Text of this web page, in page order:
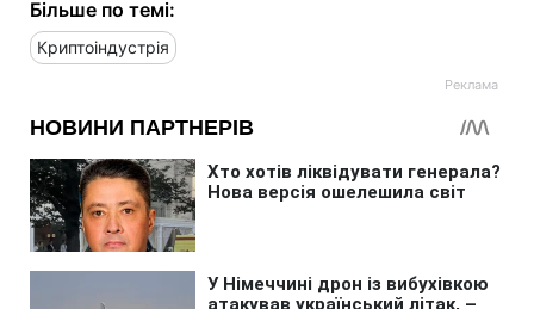
Більше по темі:
Криптоіндустрія